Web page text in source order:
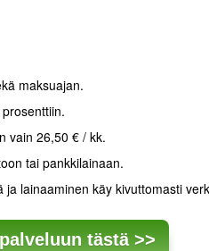
maksuajan.
vain 26,50 € / kk.
tai pankkilainaan.
lainaaminen käy kivuttomasti
tästä >>